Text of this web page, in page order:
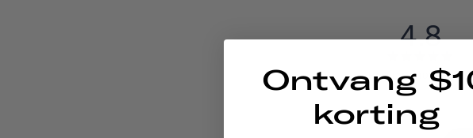
4.8
BASED ON 101
Ontvang
korting